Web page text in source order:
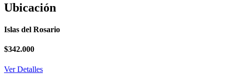
Ubicación
Islas del Rosario
$342.000
Ver Detalles